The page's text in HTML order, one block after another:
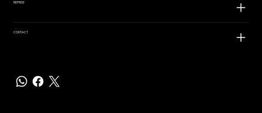
REPRISE
CONTACT